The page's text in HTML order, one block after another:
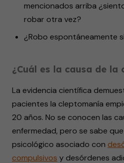
mencionados arriba
robar otra vez?
¿Robo espontáneamente
¿Cuál es la causa de la
La evidencia científica
pacientes la cleptomanía
20 años. No se conocen las
enfermedad, pero se sabe
psicológico asociado con
compulsivos y desórdenes